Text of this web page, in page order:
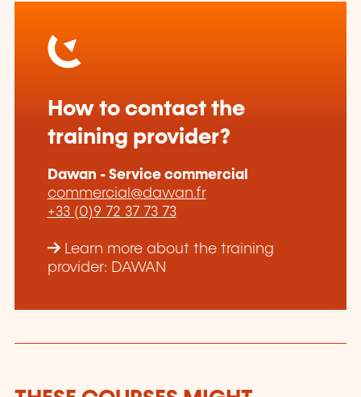
How to contact the
training provider?
Dawan - Service commercial
commercial@dawan.fr
+33 (0)9 72 37 73 73
Learn more about the training
provider: DAWAN